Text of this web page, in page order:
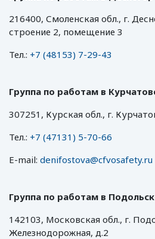
216400, Смоленская обл., г.
строение 2, помещение 3
Тел.: +7 (48153) 7-29-43
Группа по работам в
307251, Курская обл., г.
Тел.: +7 (47131) 5-70-66
E-mail: denifostova@cfvosafety.ru
Группа по работам в
142103, Московская обл., г.
Железнодорожная, д.2